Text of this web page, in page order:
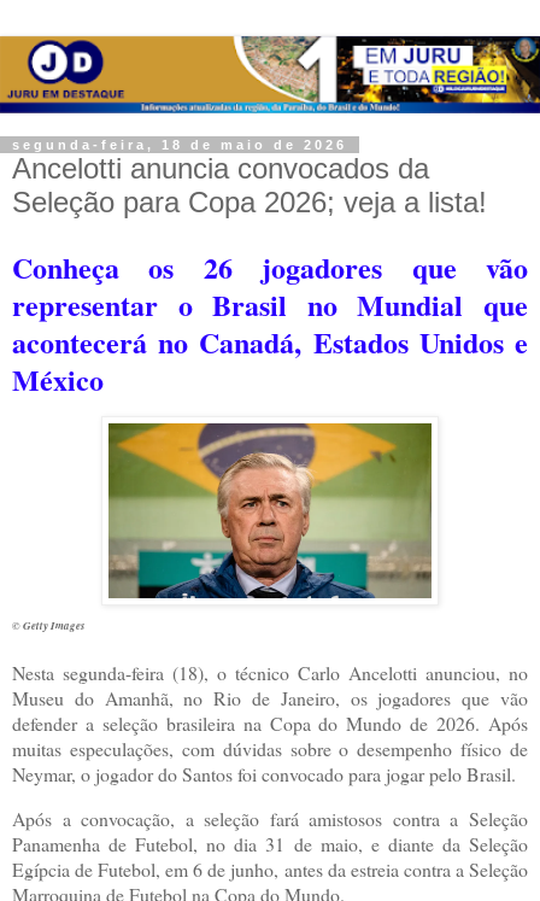
segunda-feira, 18 de maio de 2026
Ancelotti anuncia convocados da
Seleção para Copa 2026; veja a lista!
Conheça os 26 jogadores que vão
representar o Brasil no Mundial que
acontecerá no Canadá, Estados Unidos e
México
© Getty Images
Nesta segunda-feira (18), o técnico Carlo Ancelotti anunciou, no
Museu do Amanhã, no Rio de Janeiro, os jogadores que vão
defender a seleção brasileira na Copa do Mundo de 2026. Após
muitas especulações, com dúvidas sobre o desempenho físico de
Neymar, o jogador do Santos foi convocado para jogar pelo Brasil.
Após a convocação, a seleção fará amistosos contra a Seleção
Panamenha de Futebol, no dia 31 de maio, e diante da Seleção
Egípcia de Futebol, em 6 de junho, antes da estreia contra a Seleção
Marroquina de Futebol na Copa do Mundo.